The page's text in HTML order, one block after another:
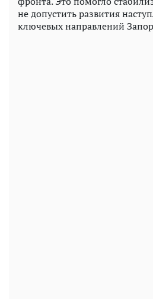
не допустить развития
ключевых направлений